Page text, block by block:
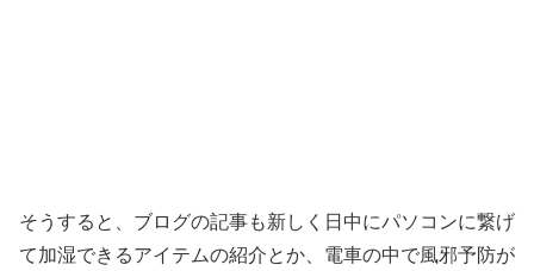
そうすると、ブログの記事も新しく日中にパソコンに繋げ
て加湿できるアイテムの紹介とか、電車の中で風邪予防が